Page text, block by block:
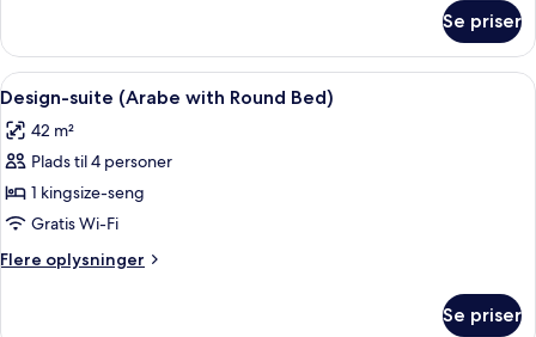
Bed)
suite
(Jungla
with
Round
Bed)
Se priser
Indlæs
alle
billeder
af
Design-
suite
(Arabe
with
Design-suite (Arabe with Round
10
Design-suite (Arabe with Round Bed)
42 m²
Plads til 4 personer
1 kingsize-seng
Gratis Wi-Fi
Flere oplysninger
Flere
Se priser